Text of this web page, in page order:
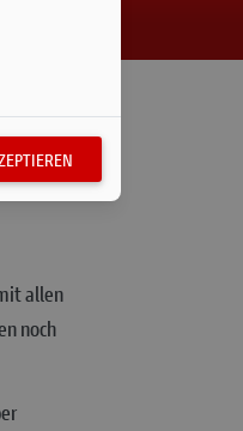
allen
noch